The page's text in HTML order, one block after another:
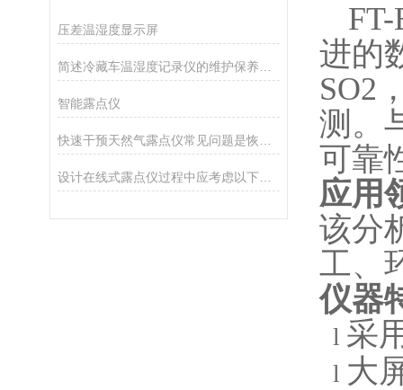
压差温湿度显示屏
智能露点仪
设计在线式露点仪过程中应考虑以下两大问题
FT-
进的
SO2
测。
可靠
应用
该分
工、
仪器
l 采
l 大